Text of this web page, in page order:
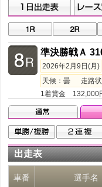
準決勝戦Ａ
2026年2月9日(月)
天候：曇 走路
1着賞金 132,000
出走表
車番 選手名